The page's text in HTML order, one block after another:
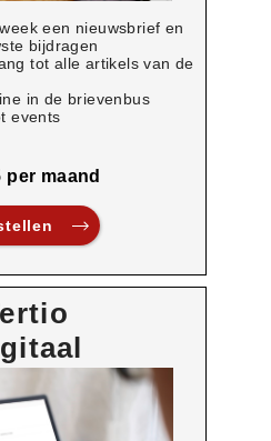
een nieuwsbrief en
bijdragen
tot alle artikels van de
in de brievenbus
events
per maand